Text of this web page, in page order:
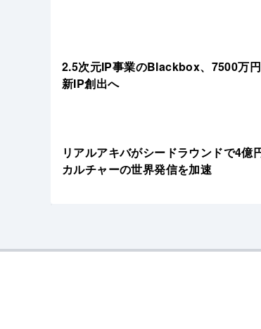
2.5次元IP事業のBlackbox、7500万
新IP創出へ
リアルアキバがシードラウンドで4
カルチャーの世界発信を加速